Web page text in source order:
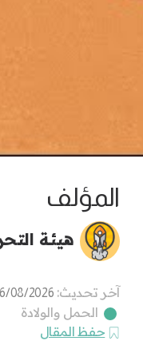
المؤلف
هيئة
آخر تحديث: 08/2026
الحمل والولادة
حفظ المقال